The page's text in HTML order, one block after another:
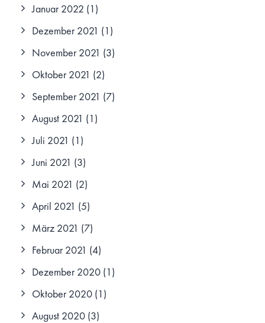
Januar 2022 (1)
Dezember 2021 (1)
November 2021 (3)
Oktober 2021 (2)
September 2021 (7)
August 2021 (1)
Juli 2021 (1)
Juni 2021 (3)
Mai 2021 (2)
April 2021 (5)
März 2021 (7)
Februar 2021 (4)
Dezember 2020 (1)
Oktober 2020 (1)
August 2020 (3)